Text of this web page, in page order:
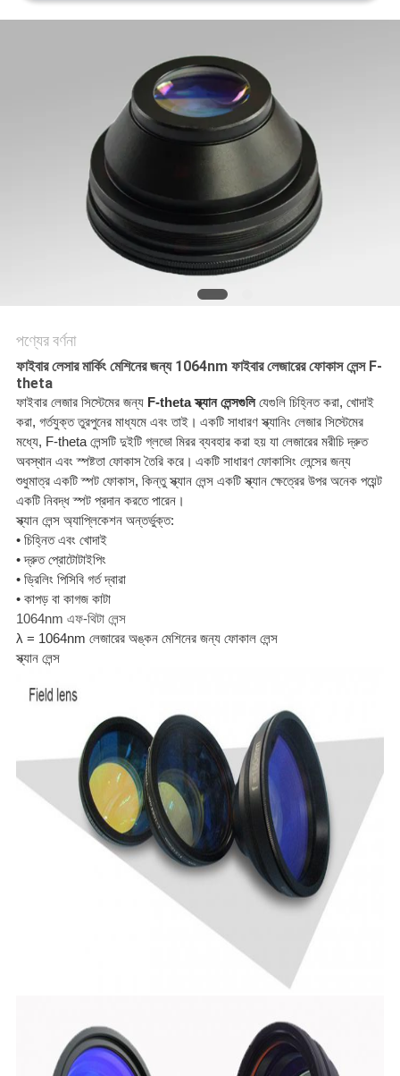
РУССКИЙ
সাইট
ম্যাপ
PRIVACY
POLICY
পণ্যের বর্ণনা
ফাইবার লেসার মার্কিং মেশিনের জন্য 1064nm ফাইবার লেজারের ফোকাস লেন্স F-
theta
ফাইবার লেজার সিস্টেমের জন্য F-theta স্ক্যান লেন্সগুলিযেগুলি চিহ্নিত করা, খোদাই
করা, গর্তযুক্ত তুরপুনের মাধ্যমে এবং তাই। একটি সাধারণ স্ক্যানিং লেজার সিস্টেমের
মধ্যে, F-theta লেন্সটি দুইটি গ্লভো মিরর ব্যবহার করা হয় যা লেজারের মরীচি দ্রুত
অবস্থান এবং স্পষ্টতা ফোকাস তৈরি করে। একটি সাধারণ ফোকাসিং লেন্সের জন্য
শুধুমাত্র একটি স্পট ফোকাস, কিন্তু স্ক্যান লেন্স একটি স্ক্যান ক্ষেত্রের উপর অনেক পয়েন্ট
একটি নিবদ্ধ স্পট প্রদান করতে পারেন।
স্ক্যান লেন্স অ্যাপ্লিকেশন অন্তর্ভুক্ত:
• চিহ্নিত এবং খোদাই
• দ্রুত প্রোটোটাইপিং
• ড্রিলিং পিসিবি গর্ত দ্বারা
• কাপড় বা কাগজ কাটা
1064nm এফ-থিটা লেন্স
λ = 1064nm লেজারের অঙ্কন মেশিনের জন্য ফোকাল লেন্স
স্ক্যান লেন্স